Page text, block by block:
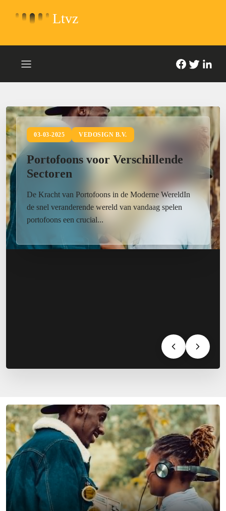
Ltvz
03-03-2025 VEDOSIGN B.V.
Portofoons voor Verschillende
Sectoren
De Kracht van Portofoons in de Moderne WereldIn
de snel veranderende wereld van vandaag spelen
portofoons een crucial...